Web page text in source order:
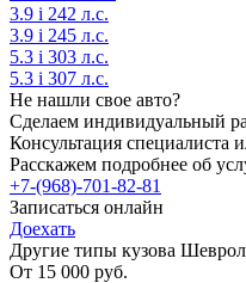
3.9 i 242 л.с.
3.9 i 245 л.с.
5.3 i 303 л.с.
5.3 i 307 л.с.
Не нашли свое авто?
Сделаем индивидуальный
Консультация специалиста
Расскажем подробнее об
+7-(968)-701-82-81
Записаться онлайн
Доехать
Другие типы кузова
От 15 000 руб.